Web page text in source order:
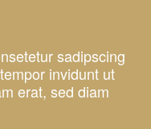
sadipscing
invidunt ut
erat, sed diam